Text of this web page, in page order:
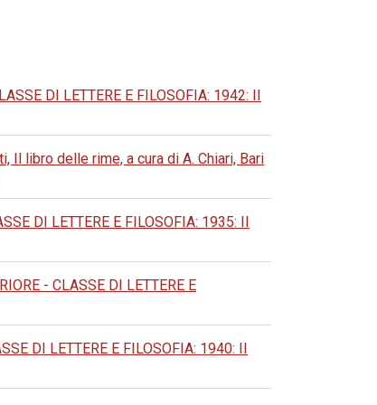
DI LETTERE E FILOSOFIA: 1942: II
Il libro delle rime, a cura di A. Chiari, Bari
DI LETTERE E FILOSOFIA: 1935: II
- CLASSE DI LETTERE E
DI LETTERE E FILOSOFIA: 1940: II